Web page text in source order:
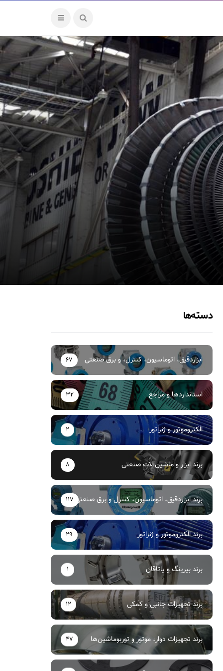
دسته‌ها
ابزاردقیق، اتوماسیون، کنترل، و برق صنعتی 67
استانداردها و مراجع 32
الکتروموتور و ژنراتور 2
برند ابزار و ماشین‌آلات صنعتی 8
برند ابزاردقیق، اتوماسیون، کنترل و برق صنعتی 117
برند الکتروموتور و ژنراتور 29
برند بیرینگ و یاتاقان 1
برند تجهیزات جانبی و کمکی 12
برند تجهیزات دوار، موتور و توربوماشین‌ها 47